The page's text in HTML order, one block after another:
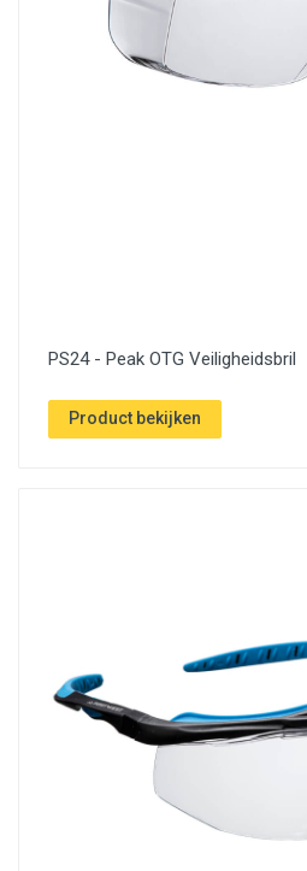
PS24 - Peak OTG Veiligheidsbril
Product bekijken